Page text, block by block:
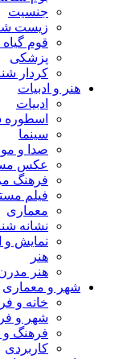
جنسیت
زیست
قوم
پزشکی
کردار
هنر و ادبیات
ادبیات
سینما
صدا و
عکس
فرهنگ
فیلم
معماری
نشانه
نمایش و
هنر
هنر
شهر و معماری
خانه و
شهر و
فرهنگ
کاربردی